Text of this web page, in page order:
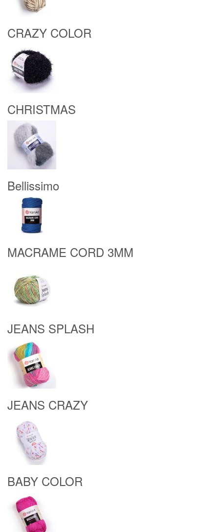
CRAZY COLOR
CHRISTMAS
Bellissimo
MACRAME CORD 3MM
JEANS SPLASH
JEANS CRAZY
BABY COLOR